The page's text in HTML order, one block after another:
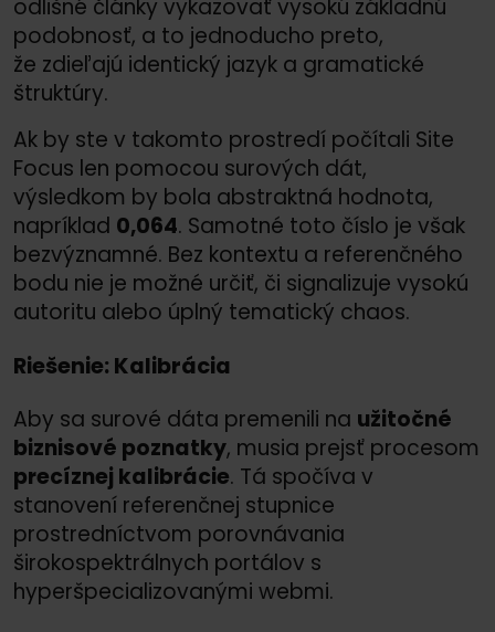
odlišné články vykazovať vysokú základnú
podobnosť, a to jednoducho preto,
že zdieľajú identický jazyk a gramatické
štruktúry.
Ak by ste v takomto prostredí počítali Site
Focus len pomocou surových dát,
výsledkom by bola abstraktná hodnota,
napríklad 0,064. Samotné toto číslo je však
bezvýznamné. Bez kontextu a referenčného
bodu nie je možné určiť, či signalizuje vysokú
autoritu alebo úplný tematický chaos.
Riešenie: Kalibrácia
Aby sa surové dáta premenili na užitočné
biznisové poznatky, musia prejsť procesom
precíznej kalibrácie. Tá spočíva v
stanovení referenčnej stupnice
prostredníctvom porovnávania
širokospektrálnych portálov s
hyperšpecializovanými webmi.